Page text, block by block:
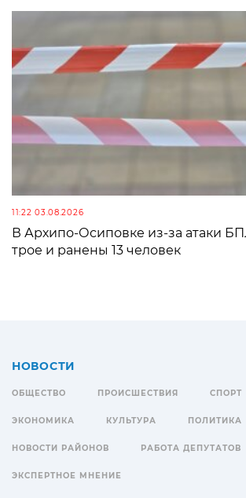
11:22 03.08.2026
В Архипо-Осиповке из-за атаки
трое и ранены 13 человек
НОВОСТИ
ОБЩЕСТВО ПРОИСШЕСТВИЯ СПОРТ
ЭКОНОМИКА КУЛЬТУРА ПОЛИТИКА
НОВОСТИ РАЙОНОВ РАБОТА ДЕПУТАТОВ
ЭКСПЕРТНОЕ МНЕНИЕ